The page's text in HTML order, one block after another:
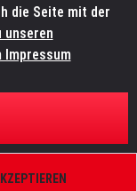
EFFEKTE
die Seite mit der
unseren
Impressum